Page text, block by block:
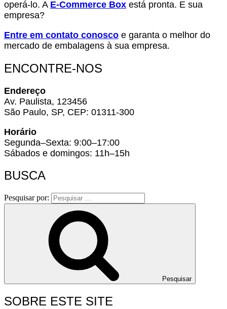
operá-lo. A E-Commerce Box está pronta. E sua
empresa?
Entre em contato conosco e garanta o melhor do
mercado de embalagens à sua empresa.
ENCONTRE-NOS
Endereço
Av. Paulista, 123456
São Paulo, SP, CEP: 01311-300
Horário
Segunda–Sexta: 9:00–17:00
Sábados e domingos: 11h–15h
BUSCA
Pesquisar por:
Pesquisar
SOBRE ESTE SITE